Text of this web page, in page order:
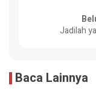
Jadilah
Baca Lainnya